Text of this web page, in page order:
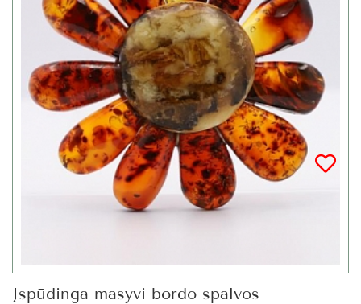
Įspūdinga masyvi bordo spalvos